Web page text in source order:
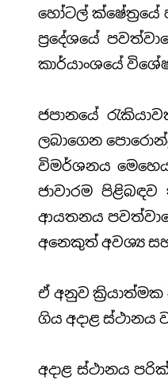
හෝටල්
ප්‍රදේශයේ
කාර්යාංශයේ
ජපානයේ
ලබාගෙන
විමර්ශනය
ජාවාරම
ආයතනය
අනෙකුත් අවශ්‍ය
ඒ අනුව
ගිය අදාළ
අදාළ ස්ථානය